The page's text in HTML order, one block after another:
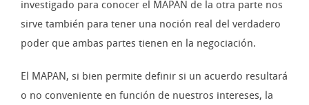
investigado para conocer el MAPAN de la otra parte nos
sirve también para tener una noción real del verdadero
poder que ambas partes tienen en la negociación.
El MAPAN, si bien permite definir si un acuerdo resultará
o no conveniente en función de nuestros intereses, la